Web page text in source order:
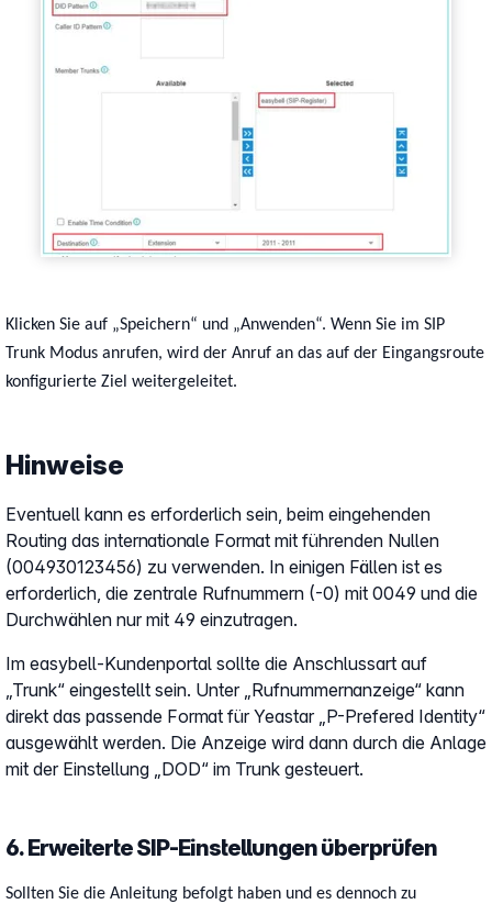
Klicken Sie auf „Speichern“ und „Anwenden“. Wenn Sie im SIP
Trunk Modus anrufen, wird der Anruf an das auf der Eingangsroute
konfigurierte Ziel weitergeleitet.
Hinweise
Eventuell kann es erforderlich sein, beim eingehenden
Routing das internationale Format mit führenden Nullen
(004930123456) zu verwenden. In einigen Fällen ist es
erforderlich, die zentrale Rufnummern (-0) mit 0049 und die
Durchwählen nur mit 49 einzutragen.
Im easybell-Kundenportal sollte die Anschlussart auf
„Trunk“ eingestellt sein. Unter „Rufnummernanzeige“ kann
direkt das passende Format für Yeastar „P-Prefered Identity“
ausgewählt werden. Die Anzeige wird dann durch die Anlage
mit der Einstellung „DOD“ im Trunk gesteuert.
6. Erweiterte SIP-Einstellungen überprüfen
Sollten Sie die Anleitung befolgt haben und es dennoch zu